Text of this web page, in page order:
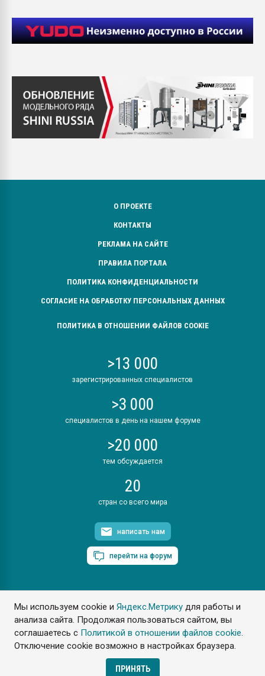
Мы используем cookie иЯндекс.Метрику для работы и
анализа сайта. Продолжая пользоваться сайтом, вы
соглашаетесь с Политикой в отношении файлов cookie.
Отключение cookie возможно в настройках браузера.
ПРИНЯТЬ
О ПРОЕКТЕ
КОНТАКТЫ
РЕКЛАМА НА САЙТЕ
ПРАВИЛА ПОРТАЛА
ПОЛИТИКА КОНФИДЕНЦИАЛЬНОСТИ
СОГЛАСИЕ НА ОБРАБОТКУ ПЕРСОНАЛЬНЫХ ДАННЫХ
ПОЛИТИКА В ОТНОШЕНИИ ФАЙЛОВ COOKIE
>13 000
зарегистрированных специалистов
>3 000
специалистов в день на нашем форуме
>20 000
тем обсуждается
20
стран со всего мира
написать нам
перейти на форум
ПластЭксперт © 2006. Все права защищены
Разрешается копирование материалов сайта с обязательной
ссылкой на www.e-plastic.ru
Разработка сайта